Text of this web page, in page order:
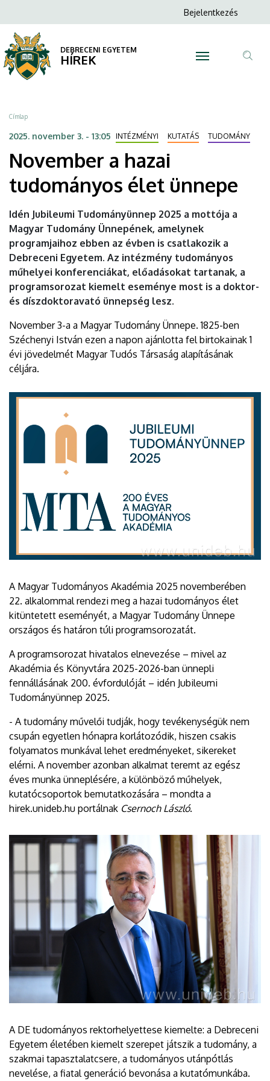
hazai
tudományos
élet
ünnepe
DEBRECENI
EGYETEM
a
tartalomra
Anonim
menüje
Bejelentkezés
DEBRECENI EGYETEM
HÍREK
Morzsa
Címlap
2025. november 3. - 13:05 INTÉZMÉNYI KUTATÁS TUDOMÁNY
November a hazai
tudományos élet ünnepe
Idén Jubileumi Tudományünnep 2025 a mottója a
Magyar Tudomány Ünnepének, amelynek
programjaihoz ebben az évben is csatlakozik a
Debreceni Egyetem. Az intézmény tudományos
műhelyei konferenciákat, előadásokat tartanak, a
programsorozat kiemelt eseménye most is a doktor-
és díszdoktoravató ünnepség lesz.
November 3-a a Magyar Tudomány Ünnepe. 1825-ben
Széchenyi István ezen a napon ajánlotta fel birtokainak 1
évi jövedelmét Magyar Tudós Társaság alapításának
céljára.
A Magyar Tudományos Akadémia 2025 novemberében
22. alkalommal rendezi meg a hazai tudományos élet
kitüntetett eseményét, a Magyar Tudomány Ünnepe
országos és határon túli programsorozatát.
A programsorozat hivatalos elnevezése – mivel az
Akadémia és Könyvtára 2025-2026-ban ünnepli
fennállásának 200. évfordulóját – idén Jubileumi
Tudományünnep 2025.
- A tudomány művelői tudják, hogy tevékenységük nem
csupán egyetlen hónapra korlátozódik, hiszen csakis
folyamatos munkával lehet eredményeket, sikereket
elérni. A november azonban alkalmat teremt az egész
éves munka ünneplésére, a különböző műhelyek,
kutatócsoportok bemutatkozására – mondta a
hirek.unideb.hu portálnak Csernoch László.
A DE tudományos rektorhelyettese kiemelte: a Debreceni
Egyetem életében kiemelt szerepet játszik a tudomány, a
szakmai tapasztalatcsere, a tudományos utánpótlás
nevelése, a fiatal generáció bevonása a kutatómunkába.